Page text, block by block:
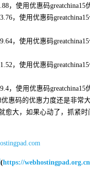
，使用优惠码
，使用优惠码
，使用优惠码
，使用优惠码
，使用优惠码
惠码的优惠力度还是非常
大，如果心动了，抓紧时
(https://